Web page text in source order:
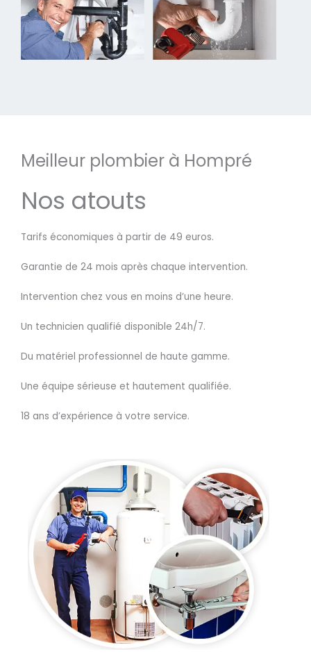
Meilleur plombier à Hompré
Nos atouts
Tarifs économiques à partir de 49 euros.
Garantie de 24 mois après chaque intervention.
Intervention chez vous en moins d’une heure.
Un technicien qualifié disponible 24h/7.
Du matériel professionnel de haute gamme.
Une équipe sérieuse et hautement qualifiée.
18 ans d’expérience à votre service.